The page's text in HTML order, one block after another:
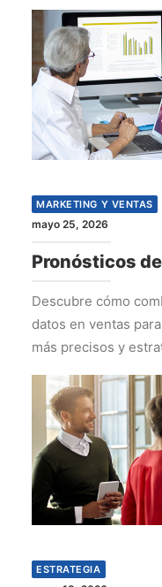
MARKETING Y VENTAS
mayo 25, 2026
Pronósticos
Descubre cómo
datos en ventas
más precisos y
ESTRATEGIA